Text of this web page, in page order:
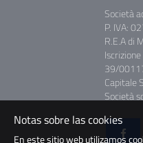
Notas sobre las cookies
En este sitio web utilizamos
Società
P. IVA:
R.E.A di
39/
Capitale
Società